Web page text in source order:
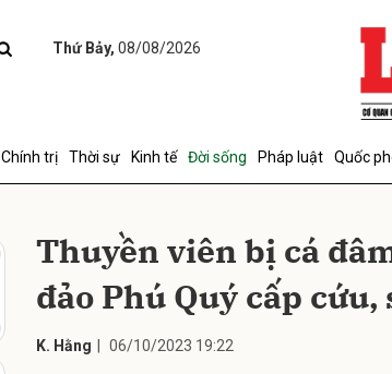
Thứ Bảy, 08/08/2026
Chính trị Thời sự Kinh tế Đời sống Pháp luật Quốc
Thuyền viên bị cá
đảo Phú Quý cấp
K. Hằng 06/10/2023 19:22
Gửi bình